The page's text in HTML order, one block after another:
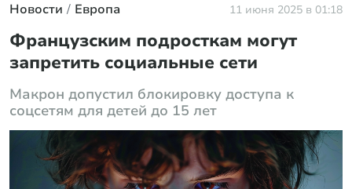
Новости Европа 11 июня 2025 в 01:18
Французским подросткам могут
запретить социальные сети
Макрон допустил блокировку доступа к
соцсетям для детей до 15 лет